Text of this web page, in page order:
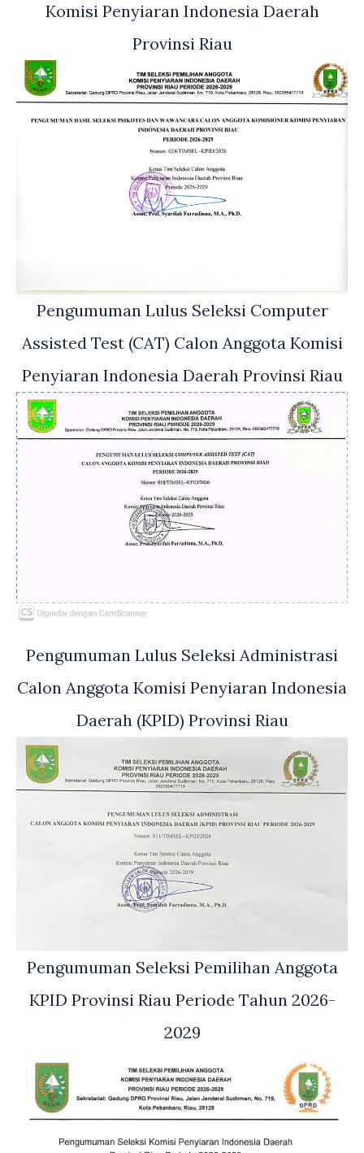
Komisi Penyiaran Indonesia Daerah
Provinsi Riau
Pengumuman Lulus Seleksi Computer
Assisted Test (CAT) Calon Anggota Komisi
Penyiaran Indonesia Daerah Provinsi Riau
Pengumuman Lulus Seleksi Administrasi
Calon Anggota Komisi Penyiaran Indonesia
Daerah (KPID) Provinsi Riau
Pengumuman Seleksi Pemilihan Anggota
KPID Provinsi Riau Periode Tahun 2026-
2029